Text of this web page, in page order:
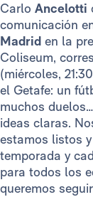
Carlo Ancelotti
comunicación
Madrid en la
Coliseum,
(miércoles,
el Getafe: un
muchos
ideas claras.
estamos listos
temporada y
para todos los
queremos